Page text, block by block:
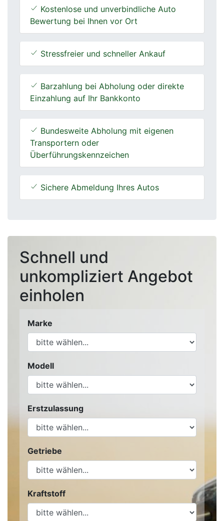
Kostenlose und unverbindliche Auto
Bewertung bei Ihnen vor Ort
Stressfreier und schneller Ankauf
Barzahlung bei Abholung oder direkte
Einzahlung auf Ihr Bankkonto
Bundesweite Abholung mit eigenen
Transportern oder
Überführungskennzeichen
Sichere Abmeldung Ihres Autos
Schnell und
unkompliziert Angebot
einholen
Marke
Modell
Erstzulassung
Getriebe
Kraftstoff